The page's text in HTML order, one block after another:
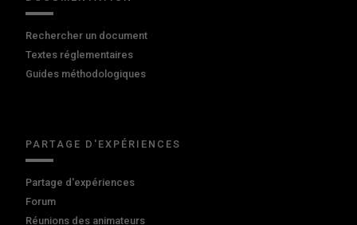
Rechercher un document
Textes réglementaires
Guides méthodologiques
PARTAGE D'EXPÉRIENCES
Partage d'expériences
Forum
Réunions des animateurs